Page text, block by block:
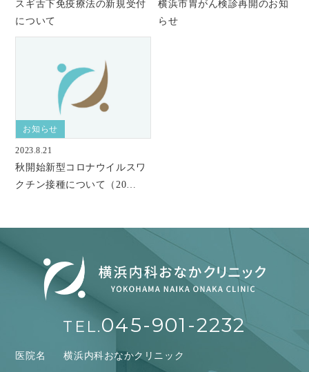
スギ舌下免疫療法の新規受付
について
横浜市胃がん検診再開のお知
らせ
お知らせ
2023.8.21
秋開始新型コロナウイルスワ
クチン接種について（20…
TEL.045-901-2232
医院名 横浜内科おなかクリニック